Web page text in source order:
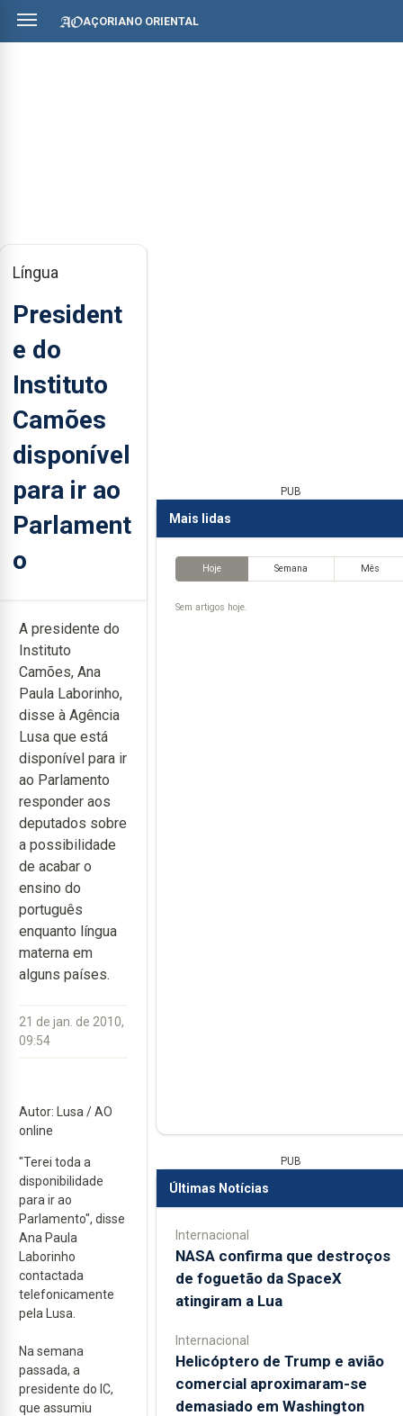
AÇORIANO ORIENTAL
Língua
President
e do
Instituto
Camões
disponível
para ir ao
Parlament
o
A presidente do
Instituto
Camões, Ana
Paula Laborinho,
disse à Agência
Lusa que está
disponível para ir
ao Parlamento
responder aos
deputados sobre
a possibilidade
de acabar o
ensino do
português
enquanto língua
materna em
alguns países.
21 de jan. de 2010,
09:54
Autor: Lusa / AO
online
"Terei toda a
disponibilidade
para ir ao
Parlamento", disse
Ana Paula
Laborinho
contactada
telefonicamente
pela Lusa.
Na semana
passada, a
presidente do IC,
que assumiu
PUB
Mais lidas
Hoje Semana Mês
Sem artigos hoje.
PUB
Últimas Notícias
Internacional
NASA confirma que destroços
de foguetão da SpaceX
atingiram a Lua
Internacional
Helicóptero de Trump e avião
comercial aproximaram-se
demasiado em Washington